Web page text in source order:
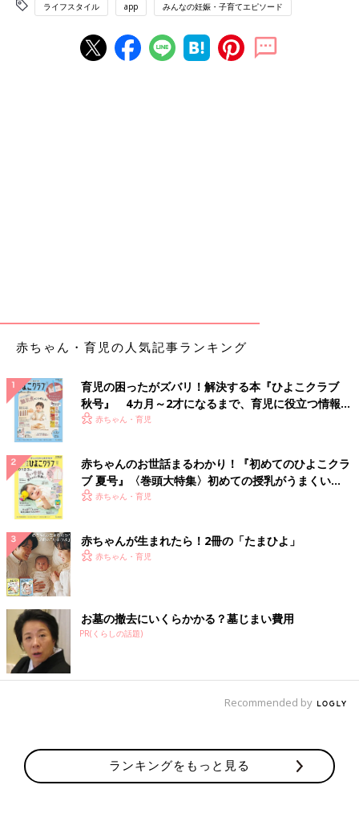
ライフスタイル app みんなの妊娠・子育てエピソード
赤ちゃん・育児の人気記事ランキング
育児の困ったがズバリ！解決する本『ひよこクラブ
秋号』 4カ月～2才になるまで、育児に役立つ情報が
いっぱい！
赤ちゃん・育児
赤ちゃんのお世話まるわかり！『初めてのひよこクラ
ブ 夏号』〈巻頭大特集〉初めての授乳がうまくい
く！ おっぱい・ミルクの基本と夏のトラブル 解決テ
赤ちゃん・育児
赤ちゃんが生まれたら！2冊の「たまひよ」
赤ちゃん・育児
お墓の撤去にいくらかかる？墓じまい費用
PR(くらしの話題)
Recommended by
ランキングをもっと見る